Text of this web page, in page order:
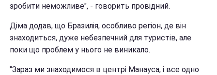
зробити неможливе", - говорить провідний.
Діма додав, що Бразилія, особливо регіон, де він
знаходиться, дуже небезпечний для туристів, але
поки що проблем у нього не виникало.
"Зараз ми знаходимося в центрі Манауса, і все одно